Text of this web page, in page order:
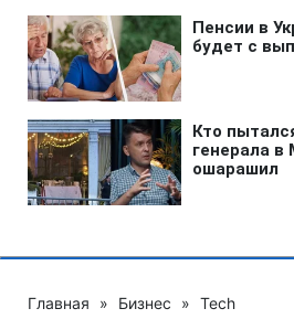
Главная » Бизнес » Tech